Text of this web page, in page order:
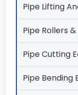
Pipe Lifting
Pipe Rollers
Pipe Cutting
Pipe Bending